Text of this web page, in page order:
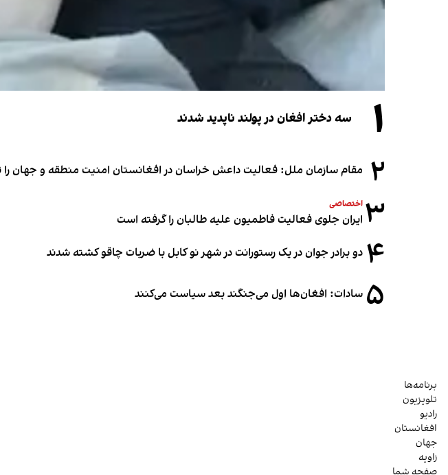
۱ سه دختر افغان در پولند ناپدید شدند
۲ مقام سازمان ملل: فعالیت داعش خراسان در افغانستان امنیت منطقه و جهان را
۳ اختصاصی
ایران جلوی فعالیت فاطمیون علیه طالبان را گرفته است
۴ دو برادر جوان در یک رستورانت در شهر نو کابل با ضربات چاقو کشته شدند
۵ سادات: افغان‌ها اول می‌جنگند بعد سیاست می‌کنند
برنامه‌ها
تلویزیون
رادیو
افغانستان
جهان
زاویه
صفحه شما